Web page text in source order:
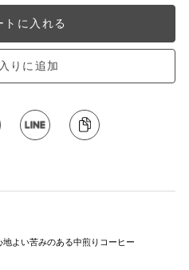
トに入れる
りに追加
よい苦みのある中煎りコーヒー